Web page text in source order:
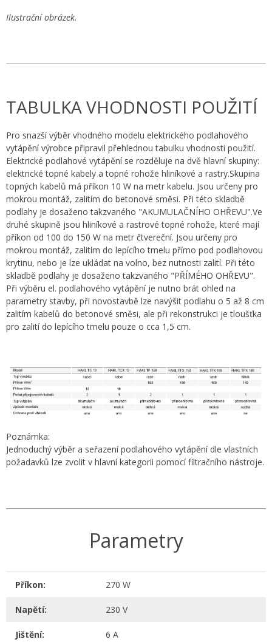
Ilustrační obrázek.
TABULKA VHODNOSTI POUŽITÍ
Pro snazší výběr vhodného modelu elektrického podlahového
vytápění výrobce připravil přehlednou tabulku vhodnosti použití.
Elektrické podlahové vytápění se rozděluje na dvě hlavní skupiny:
elektrické topné kabely a topné rohože hliníkové a rastry.Skupina
topných kabelů má příkon 10 W na metr kabelu. Jsou určeny pro
mokrou montáž, zalitím do betonové směsi. Při této skladbě
podlahy je dosaženo takzvaného "AKUMULAČNÍHO OHŘEVU".Ve
druhé skupině jsou hliníkové a rastrové topné rohože, které mají
příkon od 100 do 150 W na metr čtvereční. Jsou určeny pro
mokrou montáž, zalitím do lepícího tmelu přímo pod podlahovou
krytinu, nebo je lze ukládat na volno, bez nutnosti zalití. Při této
skladbě podlahy je dosaženo takzvaného "PŘÍMÉHO OHŘEVU".
Při výběru el. podlahového vytápění je nutno brát ohled na
parametry stavby, při novostavbě lze navýšit podlahu o 5 až 8 cm
zalitím kabelů do betonové směsi, ale při rekonstrukci je tloušťka
pro zalití do lepícího tmelu pouze o cca 1,5 cm.
Poznámka:
Jednoduchý výběr a seřazení podlahového vytápění dle vlastních
požadavků lze zvolit v hlavní kategorii pomocí filtračního nástroje.
Parametry
Příkon: 270 W
Napětí: 230 V
Jištění: 6 A